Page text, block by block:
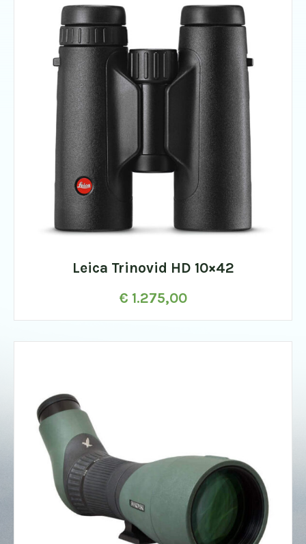
Leica Trinovid HD 10×42
€ 1.275,00